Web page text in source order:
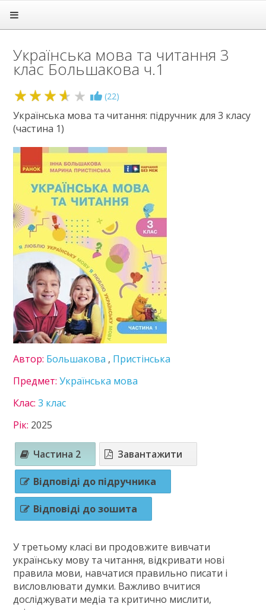
Підручники
1 клас
2 клас
Англійська мова
Іспанська мова
Математика
Мистецтво
Мови нац. меншин
Німецька мова
Українська мова
Французька мова
Я досліджую світ
4 клас
5 клас
6 клас
7 клас
8 клас
9 клас
10 клас
11 клас
ГДЗ
Статті
Зв'язок
Політика
Українська мова та читання 3
клас Большакова ч.1
3.6 (22)
Українська мова та читання: підручник для 3 класу
(частина 1)
Автор: Большакова , Пристінська
Предмет:Українська мова
Клас:3 клас
Рік: 2025
Частина 2 Завантажити
Відповіді до підручника
Відповіді до зошита
У третьому класі ви продовжите вивчати
українську мову та читання, відкривати нові
правила мови, навчатися правильно писати і
висловлювати думки. Важливо вчитися
досліджувати медіа та критично мислити,